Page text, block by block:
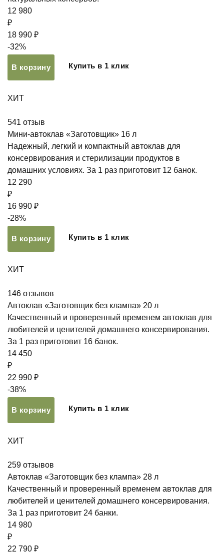
12 980
₽
18 990 ₽
-32%
В корзину Купить в 1 клик
ХИТ
541 отзыв
Мини-автоклав «Заготовщик» 16 л
Надежный, легкий и компактный автоклав для
консервирования и стерилизации продуктов в
домашних условиях. За 1 раз приготовит 12 банок.
12 290
₽
16 990 ₽
-28%
В корзину Купить в 1 клик
ХИТ
146 отзывов
Автоклав «Заготовщик без клампа» 20 л
Качественный и проверенный временем автоклав для
любителей и ценителей домашнего консервирования.
За 1 раз приготовит 16 банок.
14 450
₽
22 990 ₽
-38%
В корзину Купить в 1 клик
ХИТ
259 отзывов
Автоклав «Заготовщик без клампа» 28 л
Качественный и проверенный временем автоклав для
любителей и ценителей домашнего консервирования.
За 1 раз приготовит 24 банки.
14 980
₽
22 790 ₽